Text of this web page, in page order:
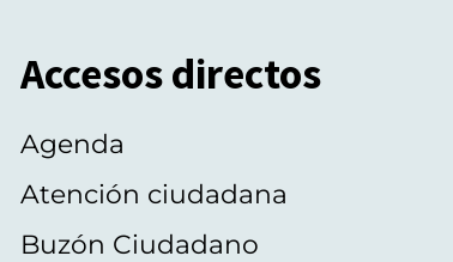
Accesos directos
Agenda
Atención ciudadana
Buzón Ciudadano